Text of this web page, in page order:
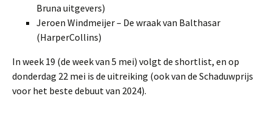
Bruna uitgevers)
Jeroen Windmeijer – De wraak van Balthasar
(HarperCollins)
In week 19 (de week van 5 mei) volgt de shortlist, en op
donderdag 22 mei is de uitreiking (ook van de Schaduwprijs
voor het beste debuut van 2024).